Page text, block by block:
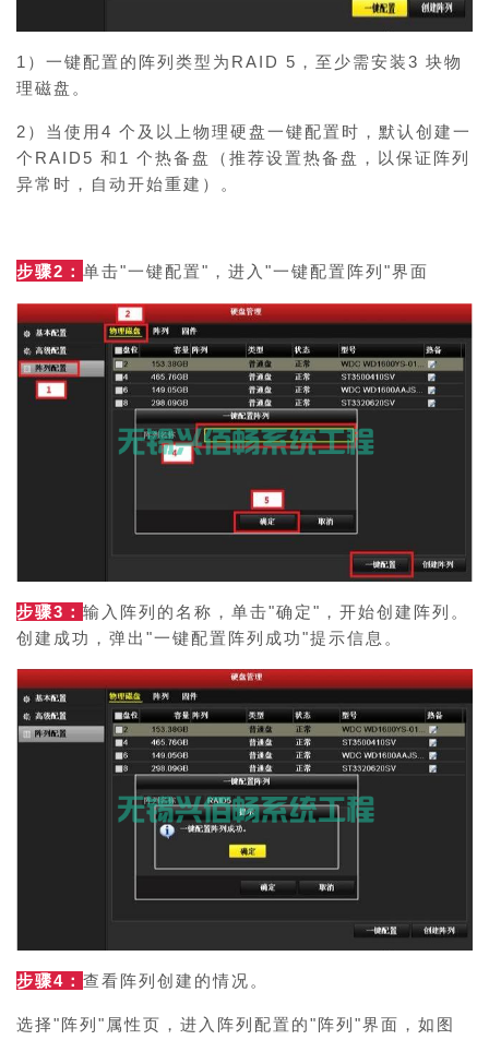
1）一键配置的阵列类型为RAID 5，至少需安装3 块物
理磁盘。
2）当使用4 个及以上物理硬盘一键配置时，默认创建一
个RAID5 和1 个热备盘（推荐设置热备盘，以保证阵列
异常时，自动开始重建）。
步骤2： 单击"一键配置"，进入"一键配置阵列"界面
步骤3： 输入阵列的名称，单击"确定"，开始创建阵列。
创建成功，弹出"一键配置阵列成功"提示信息。
步骤4： 查看阵列创建的情况。
选择"阵列"属性页，进入阵列配置的"阵列"界面，如图